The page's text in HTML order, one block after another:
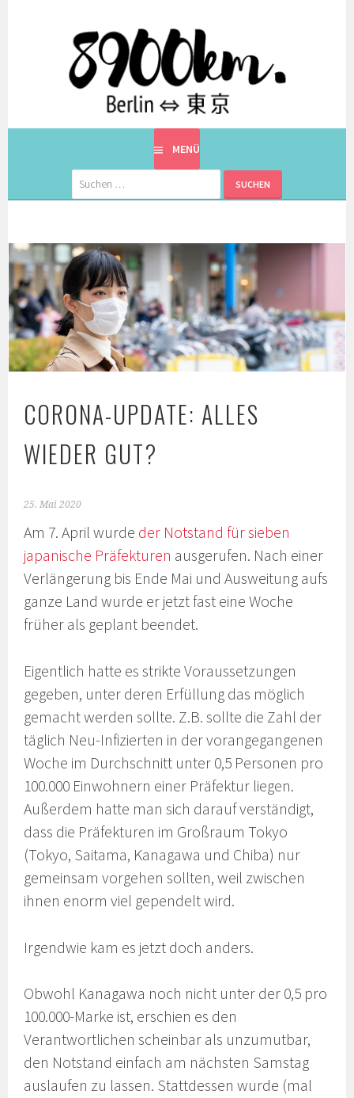
8900KM. BERLIN ⇔ 東京
EINE BERLINERIN IN JAPAN. MIT EINEM JAPANER.
MENÜ
Suchen
nach:
CORONA-UPDATE: ALLES
WIEDER GUT?
25. Mai 2020
Am 7. April wurde der Notstand für sieben
japanische Präfekturen ausgerufen. Nach einer
Verlängerung bis Ende Mai und Ausweitung aufs
ganze Land wurde er jetzt fast eine Woche
früher als geplant beendet.
Eigentlich hatte es strikte Voraussetzungen
gegeben, unter deren Erfüllung das möglich
gemacht werden sollte. Z.B. sollte die Zahl der
täglich Neu-Infizierten in der vorangegangenen
Woche im Durchschnitt unter 0,5 Personen pro
100.000 Einwohnern einer Präfektur liegen.
Außerdem hatte man sich darauf verständigt,
dass die Präfekturen im Großraum Tokyo
(Tokyo, Saitama, Kanagawa und Chiba) nur
gemeinsam vorgehen sollten, weil zwischen
ihnen enorm viel gependelt wird.
Irgendwie kam es jetzt doch anders.
Obwohl Kanagawa noch nicht unter der 0,5 pro
100.000-Marke ist, erschien es den
Verantwortlichen scheinbar als unzumutbar,
den Notstand einfach am nächsten Samstag
auslaufen zu lassen. Stattdessen wurde (mal